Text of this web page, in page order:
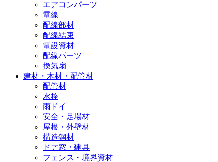
エアコンパーツ
電線
配線部材
配線結束
電設資材
配線パーツ
換気扇
建材・木材・配管材
配管材
水栓
雨ドイ
安全・足場材
屋根・外壁材
構造鋼材
ドア窓・建具
フェンス・境界資材